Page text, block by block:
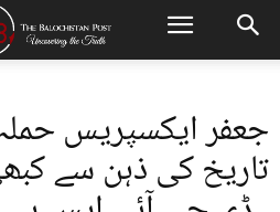
جعفر ایکسپریس
تاریخ کی ذہن سے